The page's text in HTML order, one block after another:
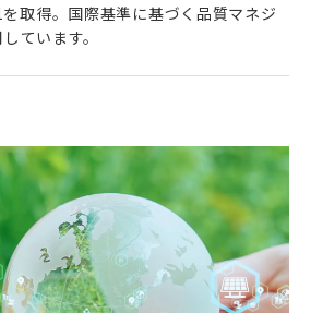
取得。国際基準に基づく品質マネジ
ています。